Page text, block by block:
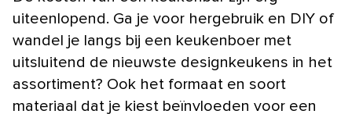
uiteenlopend. Ga je voor hergebruik en DIY of
wandel je langs bij een keukenboer met
uitsluitend de nieuwste designkeukens in het
assortiment? Ook het formaat en soort
materiaal dat je kiest beïnvloeden voor een